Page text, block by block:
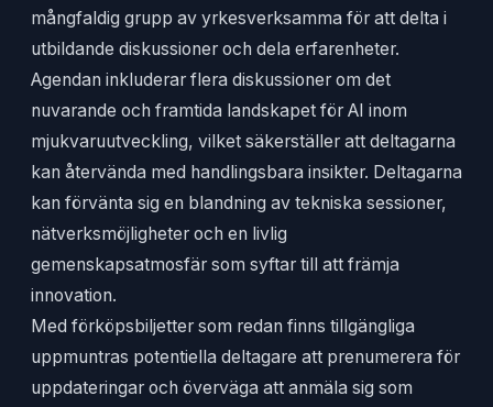
mångfaldig grupp av yrkesverksamma för att delta i
utbildande diskussioner och dela erfarenheter.
Agendan inkluderar flera diskussioner om det
nuvarande och framtida landskapet för AI inom
mjukvaruutveckling, vilket säkerställer att deltagarna
kan återvända med handlingsbara insikter. Deltagarna
kan förvänta sig en blandning av tekniska sessioner,
nätverksmöjligheter och en livlig
gemenskapsatmosfär som syftar till att främja
innovation.
Med förköpsbiljetter som redan finns tillgängliga
uppmuntras potentiella deltagare att prenumerera för
uppdateringar och överväga att anmäla sig som